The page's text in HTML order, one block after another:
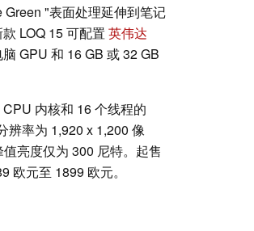
"表面处理延伸到笔记
LOQ 15 可配置 英伟达
GPU 和 16 GB 或 32 GB
内核和 16 个线程的
辨率为 1,920 x 1,200 像
亮度仅为 300 尼特。起售
欧元至 1899 欧元。